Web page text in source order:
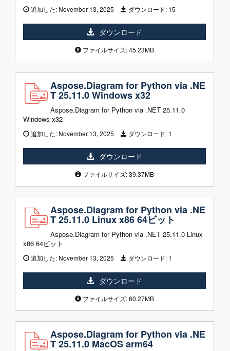
追加した: November 13, 2025 ダウンロード: 15
ダウンロード
ファイルサイズ: 45.23MB
Aspose.Diagram for Python via .NE
T 25.11.0 Windows x32
Aspose.Diagram for Python via .NET 25.11.0
Windows x32
追加した: November 13, 2025 ダウンロード: 1
ダウンロード
ファイルサイズ: 39.37MB
Aspose.Diagram for Python via .NE
T 25.11.0 Linux x86 64ビット
Aspose.Diagram for Python via .NET 25.11.0 Linux
x86 64ビット
追加した: November 13, 2025 ダウンロード: 1
ダウンロード
ファイルサイズ: 60.27MB
Aspose.Diagram for Python via .NE
T 25.11.0 MacOS arm64